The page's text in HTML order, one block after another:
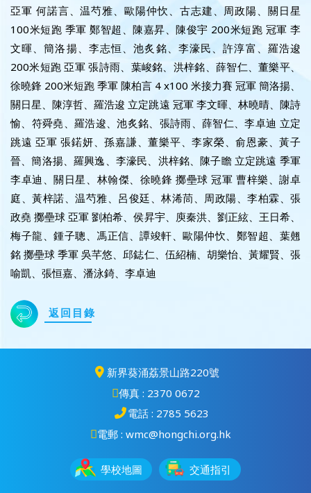
亞軍 何諾言、温芍雅、歐陽仲忺、古志建、周政陽、關日星
100米短跑 季軍 鄭智超、陳嘉昇、陳俊宇 200米短跑 冠軍 李
文暉、簡洛揚、李志恒、池炙銘、李濠民、許淳富、羅浩逡
200米短跑 亞軍 張詩雨、葉峻銘、洪梓銘、薛智仁、董樂平、
徐曉鋒 200米短跑 季軍 陳柏言 4 x100 米接力賽 冠軍 簡洛揚、
關日星、陳淳哲、羅浩逡 立定跳遠 冠軍 李文暉、林曉晴、陳詩
愉、符舜堯、羅浩逡、池炙銘、張詩雨、薛智仁、李卓迪 立定
跳遠 亞軍 張鍩妍、孫嘉謙、董樂平、李家榮、俞恩豪、黃子
晉、簡洛揚、羅興逸、李濠民、洪梓銘、陳子瞻 立定跳遠 季軍
李卓迪、關日星、林翰傑、徐曉鋒 擲壘球 冠軍 曹梓樂、謝卓
庭、黃梓諾、温芍雅、呂俊廷、林浠茼、周政陽、李柏霖、張
政堯 擲壘球 亞軍 劉柏希、侯昇宇、庾秦洪、劉正絃、王日希、
梅子龍、鍾子聰、馮正信、譚竣軒、歐陽仲忺、鄭智超、葉翹
銘 擲壘球 季軍 吳芊悠、邱鋕仁、伍紹楠、胡樂怡、黃耀賢、張
喻凱、張恒嘉、潘泳錡、李卓迪
返回目錄
新界葵涌荔景山路220號
傳真 : 2370 0672
電話 : 2785 5623
電郵 : wmc@hongchi.org.hk
學校地圖 交通指引